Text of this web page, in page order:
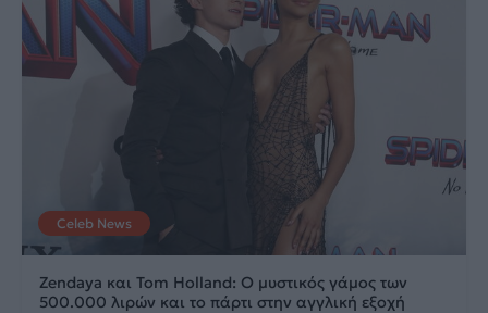
Celeb News
Zendaya και Tom Holland: Ο μυστικός γάμος των
500.000 λιρών και το πάρτι στην αγγλική εξοχή